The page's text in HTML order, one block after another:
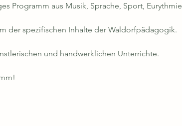
Programm aus Musik, Sprache, Sport, Eurythmie
der spezifischen Inhalte der Waldorfpädagogik.
und handwerklichen Unterrichte.